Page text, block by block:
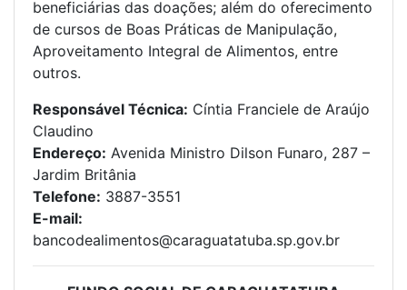
beneficiárias das doações; além do oferecimento
de cursos de Boas Práticas de Manipulação,
Aproveitamento Integral de Alimentos, entre
outros.
Responsável Técnica: Cíntia Franciele de Araújo
Claudino
Endereço: Avenida Ministro Dilson Funaro, 287 –
Jardim Britânia
Telefone: 3887-3551
E-mail:
bancodealimentos@caraguatatuba.sp.gov.br